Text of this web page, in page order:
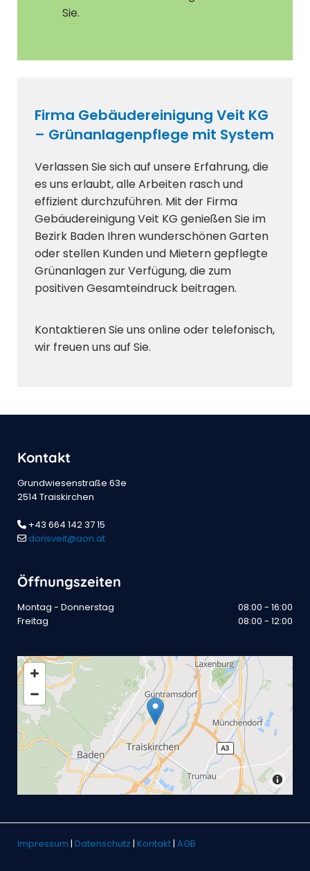
Sie.
Firma Gebäudereinigung Veit KG
– Grünanlagenpflege mit System
Verlassen Sie sich auf unsere Erfahrung, die
es uns erlaubt, alle Arbeiten rasch und
effizient durchzuführen. Mit der Firma
Gebäudereinigung Veit KG genießen Sie im
Bezirk Baden Ihren wunderschönen Garten
oder stellen Kunden und Mietern gepflegte
Grünanlagen zur Verfügung, die zum
positiven Gesamteindruck beitragen.
Kontaktieren Sie uns online oder telefonisch,
wir freuen uns auf Sie.
Kontakt
Grundwiesenstraße 63e
2514 Traiskirchen
 +43 664 142 37 15
 dorisveit@aon.at
Öffnungszeiten
Montag - Donnerstag
08:00 - 16:00
Freitag
08:00 - 12:00
Impressum | Datenschutz | Kontakt | AGB